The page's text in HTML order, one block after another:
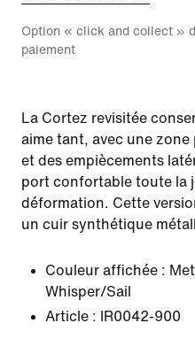
Option « click and collect »
paiement
La Cortez revisitée
aime tant, avec une
et des empiècements
port confortable toute la
déformation. Cette
un cuir synthétique
Couleur affichée :
Whisper/Sail
Article :
IR0042-900